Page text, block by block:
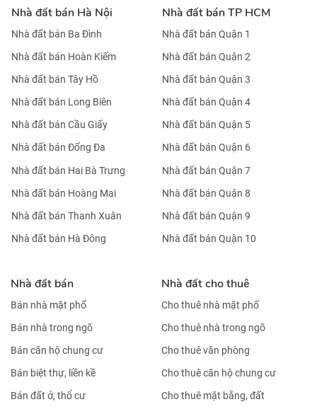
Nhà đất bán Hà Nội
Nhà đất bán Ba Đình
Nhà đất bán Hoàn Kiếm
Nhà đất bán Tây Hồ
Nhà đất bán Long Biên
Nhà đất bán Cầu Giấy
Nhà đất bán Đống Đa
Nhà đất bán Hai Bà Trưng
Nhà đất bán Hoàng Mai
Nhà đất bán Thanh Xuân
Nhà đất bán Hà Đông
Nhà đất bán TP HCM
Nhà đất bán Quận 1
Nhà đất bán Quận 2
Nhà đất bán Quận 3
Nhà đất bán Quận 4
Nhà đất bán Quận 5
Nhà đất bán Quận 6
Nhà đất bán Quận 7
Nhà đất bán Quận 8
Nhà đất bán Quận 9
Nhà đất bán Quận 10
Nhà đất bán
Bán nhà mặt phố
Bán nhà trong ngõ
Bán căn hộ chung cư
Bán biệt thự, liền kề
Bán đất ở, thổ cư
Nhà đất cho thuê
Cho thuê nhà mặt phố
Cho thuê nhà trong ngõ
Cho thuê văn phòng
Cho thuê căn hộ chung cư
Cho thuê mặt bằng, đất